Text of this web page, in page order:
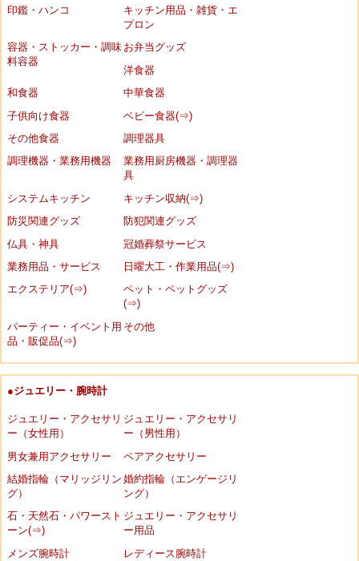
印鑑・ハンコ
キッチン用品・雑貨・エ
プロン
容器・ストッカー・調味
料容器
お弁当グッズ
洋食器
和食器
中華食器
子供向け食器
ベビー食器(⇒)
その他食器
調理器具
調理機器・業務用機器
業務用厨房機器・調理器
具
システムキッチン
キッチン収納(⇒)
防災関連グッズ
防犯関連グッズ
仏具・神具
冠婚葬祭サービス
業務用品・サービス
日曜大工・作業用品(⇒)
エクステリア(⇒)
ペット・ペットグッズ
(⇒)
パーティー・イベント用
品・販促品(⇒)
その他
●ジュエリー・腕時計
ジュエリー・アクセサリ
ー（女性用）
ジュエリー・アクセサリ
ー（男性用）
男女兼用アクセサリー
ペアアクセサリー
結婚指輪（マリッジリン
グ）
婚約指輪（エンゲージリ
ング）
石・天然石・パワースト
ーン(⇒)
ジュエリー・アクセサリ
ー用品
メンズ腕時計
レディース腕時計